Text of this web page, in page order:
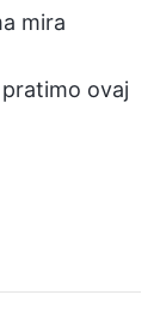
mira
ovaj